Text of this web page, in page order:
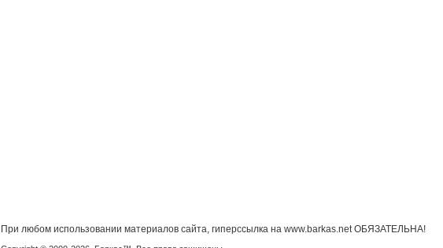
При любом использовании материалов сайта, гиперссылка на www.barkas.net ОБЯЗАТЕЛЬНА!